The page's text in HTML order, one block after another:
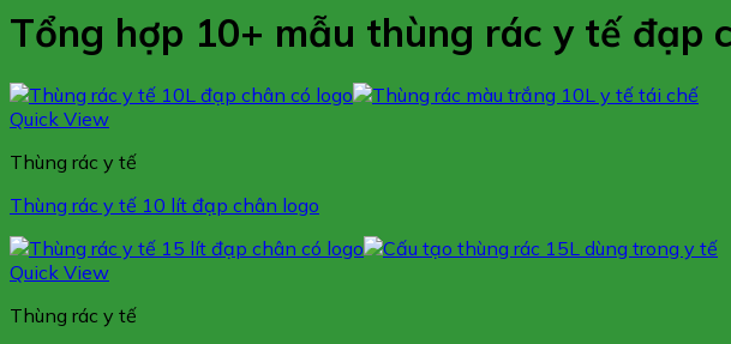
Tổng hợp 10+ mẫu thùng rác y tế đạp
Quick View
Thùng rác y tế
Thùng rác y tế 10 lít đạp chân logo
Quick View
Thùng rác y tế